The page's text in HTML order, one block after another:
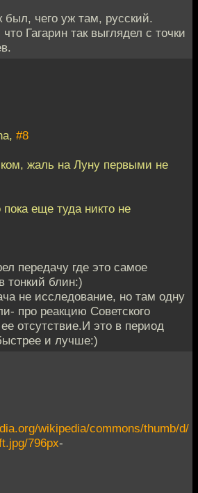
был, чего уж там, русский.
Гагарин так выглядел с точки
#8
жаль на Луну первыми не
еще туда никто не
передачу где это самое
тонкий блин:)
не исследование, но там одну
про реакцию Советского
отсутствие.И это в период
и лучше:)
wikipedia/commons/thumb/d/
796px-